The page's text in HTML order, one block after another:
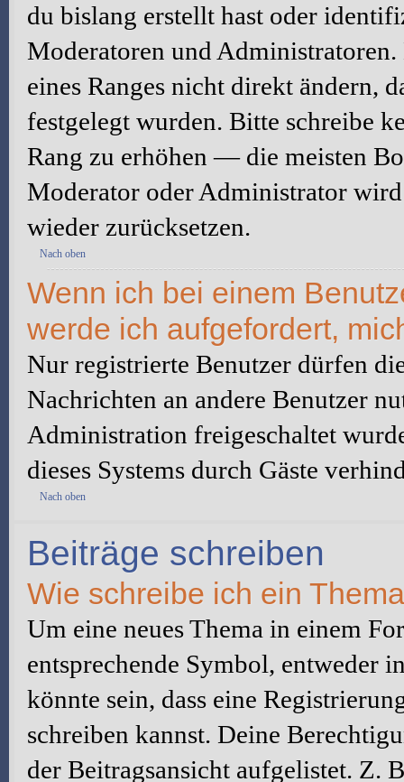
du bislang erstellt hast oder
Moderatoren und
eines Ranges nicht direkt ändern,
festgelegt wurden. Bitte schreibe
Rang zu erhöhen — die meisten
Moderator oder Administrator
wieder zurücksetzen.
Nach oben
Wenn ich bei einem
werde ich aufgefordert,
Nur registrierte Benutzer dürfen
Nachrichten an andere Benutzer
Administration freigeschaltet
dieses Systems durch Gäste
Nach oben
Beiträge schreiben
Wie schreibe ich ein
Um eine neues Thema in einem
entsprechende Symbol, entweder
könnte sein, dass eine
schreiben kannst. Deine
der Beitragsansicht aufgelistet. Z.